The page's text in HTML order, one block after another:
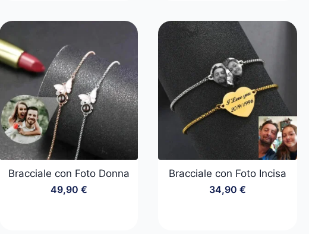
Bracciale con Foto Donna
49,90 €
Bracciale con Foto Incisa
34,90€